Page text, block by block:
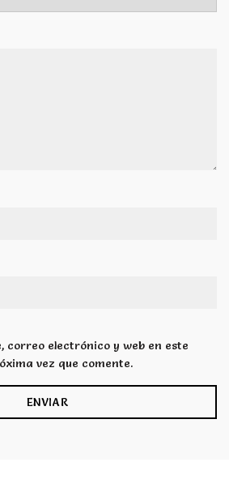
correo electrónico y web en este
vez que comente.